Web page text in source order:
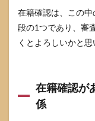
在籍確認は、この
段の1つであり、審
くとよろしいかと思
在籍確認が
係